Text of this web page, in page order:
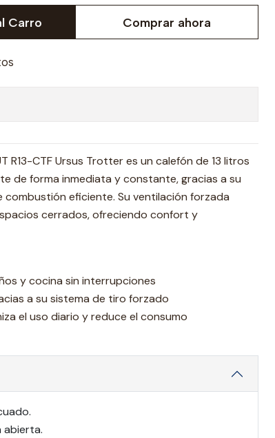
Carro Comprar ahora
R13-CTF Ursus Trotter es un calefón de 13 litros
de forma inmediata y constante, gracias a su
eficiente. Su ventilación forzada
cerrados, ofreciendo confort y
y cocina sin interrupciones
a su sistema de tiro forzado
el uso diario y reduce el consumo
abierta.